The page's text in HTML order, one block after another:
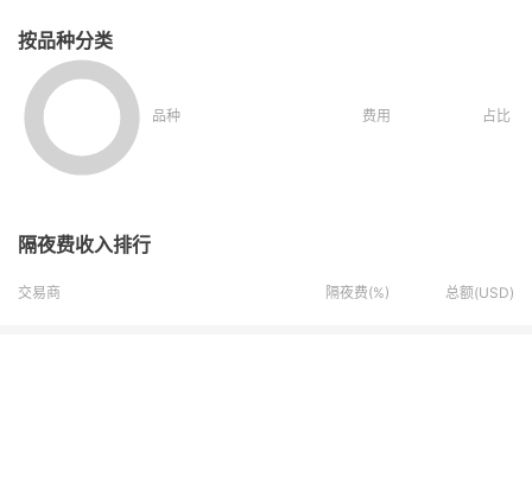
按品种分类
品种 费用 占比
隔夜费收入排行
交易商 隔夜费(%) 总额(USD)